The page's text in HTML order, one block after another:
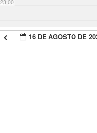
23:00
16 DE AGOSTO DE